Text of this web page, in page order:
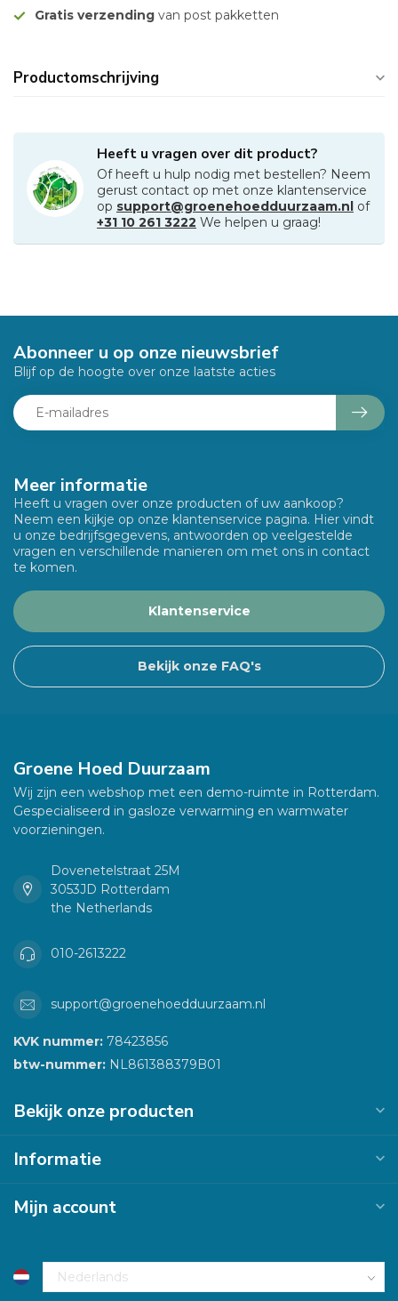
Gratis verzending van post pakketten
Productomschrijving
Heeft u vragen over dit product?
Of heeft u hulp nodig met bestellen? Neem
gerust contact op met onze klantenservice
op support@groenehoedduurzaam.nl of
+31 10 261 3222 We helpen u graag!
Meer informatie
Heeft u vragen over onze producten of uw aankoop?
Neem een kijkje op onze klantenservice pagina. Hier vindt
u onze bedrijfsgegevens, antwoorden op veelgestelde
vragen en verschillende manieren om met ons in contact
te komen.
Klantenservice
Bekijk onze FAQ's
Abonneer u op onze nieuwsbrief
Blijf op de hoogte over onze laatste acties
Groene Hoed Duurzaam
Wij zijn een webshop met een demo-ruimte in Rotterdam.
Gespecialiseerd in gasloze verwarming en warmwater
voorzieningen.
Dovenetelstraat 25M
3053JD Rotterdam
the Netherlands
010-2613222
support@groenehoedduurzaam.nl
KVK nummer: 78423856
btw-nummer: NL861388379B01
Bekijk onze producten
Informatie
Mijn account